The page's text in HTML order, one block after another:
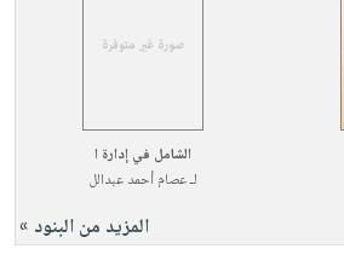
الشامل في إدارة ا
لـعصام أحمد عبدالل
المزيد من البنود »